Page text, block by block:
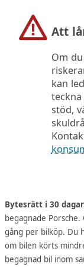
Att
Om
kan
stöd,
Bytesrätt i 30
begagnade
gång per bilköp. Du
om bilen körts
begagnad bil inom